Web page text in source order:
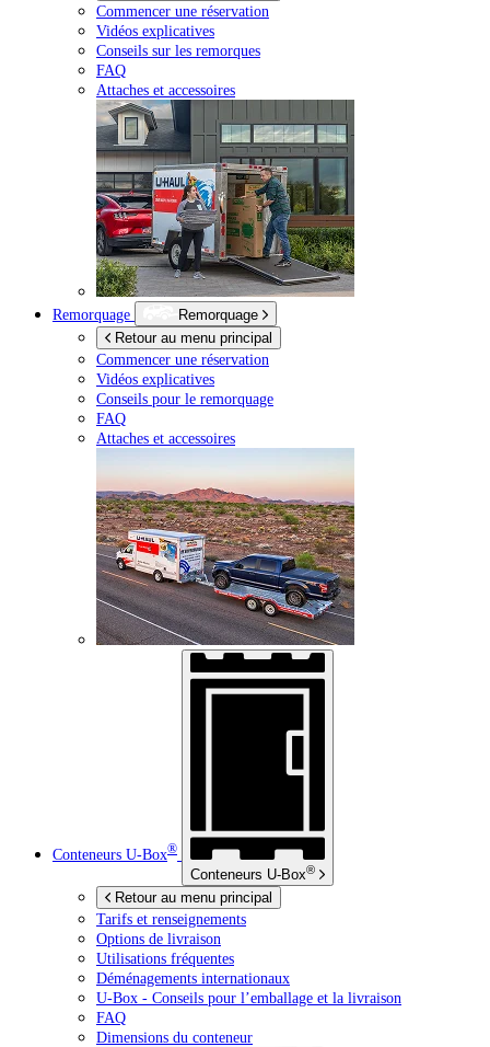
Commencer une réservation
Vidéos explicatives
Conseils sur les remorques
FAQ
Attaches et accessoires
Remorquage
Remorquage
Retour au menu principal
Commencer une réservation
Vidéos explicatives
Conseils pour le remorquage
FAQ
Attaches et accessoires
Conteneurs U-Box®
Conteneurs U-Box®
Retour au menu principal
Tarifs et renseignements
Options de livraison
Utilisations fréquentes
Déménagements internationaux
U-Box - Conseils pour l’emballage et la livraison
FAQ
Dimensions du conteneur